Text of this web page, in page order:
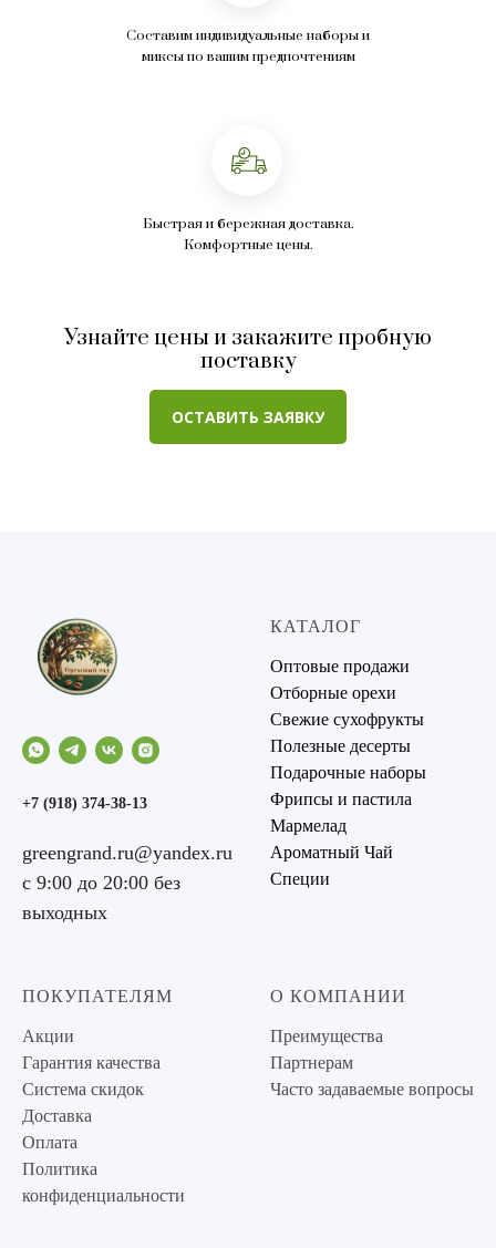
Составим индивидуальные наборы и
миксы по вашим предпочтениям
Быстрая и бережная доставка.
Комфортные цены.
Узнайте цены и закажите пробную
поставку
ОСТАВИТЬ ЗАЯВКУ
+7 (918) 374-38-13
greengrand.ru@yandex.ru
с 9:00 до 20:00 без
выходных
КАТАЛОГ
Оптовые продажи
Отборные орехи
Свежие сухофрукты
Полезные десерты
Подарочные наборы
Фрипсы и пастила
Мармелад
Ароматный Чай
Специи
ПОКУПАТЕЛЯМ
Акции
Гарантия качества
Система скидок
Доставка
Оплата
Политика
конфиденциальности
О КОМПАНИИ
Преимущества
Партнерам
Часто задаваемые вопросы